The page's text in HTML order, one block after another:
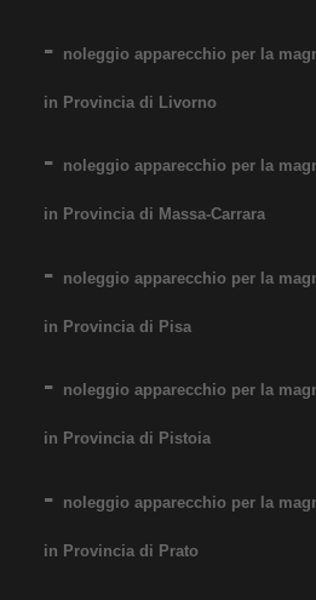
noleggio apparecchio per la
in Provincia di Livorno
noleggio apparecchio per la
in Provincia di Massa-Carrara
noleggio apparecchio per la
in Provincia di Pisa
noleggio apparecchio per la
in Provincia di Pistoia
noleggio apparecchio per la
in Provincia di Prato